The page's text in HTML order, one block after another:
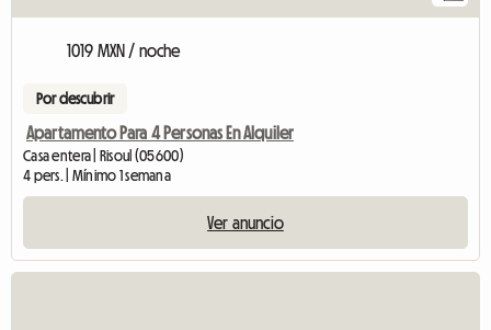
1019 MXN / noche
Por descubrir
Apartamento Para 4 Personas En Alquiler
Casa entera | Risoul (05600)
4 pers. | Mínimo 1 semana
Ver anuncio